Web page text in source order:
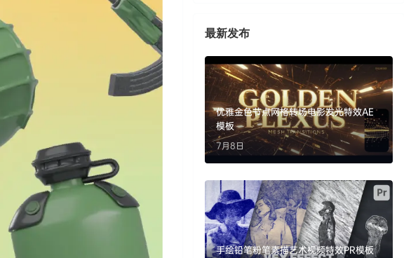
最新发布
优雅金色节点网格转场电影发光特效AE
模板
7月8日
手绘铅笔粉笔素描艺术视频特效PR模板